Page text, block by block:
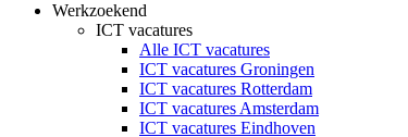
Werkzoekend
ICT vacatures
Alle ICT vacatures
ICT vacatures Groningen
ICT vacatures Rotterdam
ICT vacatures Amsterdam
ICT vacatures Eindhoven